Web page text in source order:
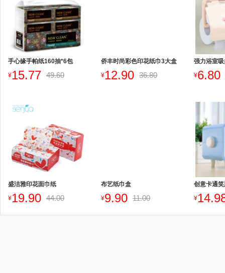
手心缘手帕纸160抽*6包
¥15.77 49.60
侨丰时尚彩色印花纸巾3大盒
¥12.90 36.80
强力浴室
¥6.80
盛洁雅印花面巾纸
¥19.90 44.00
布艺纸巾盒
¥9.90 11.00
创意卡通
¥